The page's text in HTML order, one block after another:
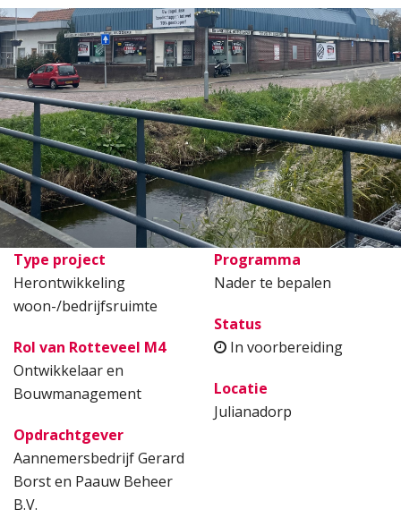
Type project
Herontwikkeling
woon-/bedrijfsruimte
Rol van Rotteveel M4
Ontwikkelaar en
Bouwmanagement
Opdrachtgever
Aannemersbedrijf Gerard
Borst en Paauw Beheer
B.V.
Programma
Nader te bepalen
Status
In voorbereiding
Locatie
Julianadorp